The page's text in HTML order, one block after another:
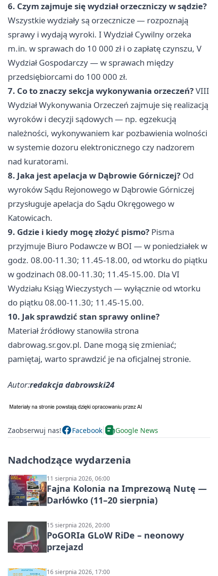
6. Czym zajmuje się wydział orzeczniczy w sądzie?
Wszystkie wydziały są orzecznicze — rozpoznają
sprawy i wydają wyroki. I Wydział Cywilny orzeka
m.in. w sprawach do 10 000 zł i o zapłatę czynszu, V
Wydział Gospodarczy — w sprawach między
przedsiębiorcami do 100 000 zł.
7. Co to znaczy sekcja wykonywania orzeczeń?VIII
Wydział Wykonywania Orzeczeń zajmuje się realizacją
wyroków i decyzji sądowych — np. egzekucją
należności, wykonywaniem kar pozbawienia wolności
w systemie dozoru elektronicznego czy nadzorem
nad kuratorami.
8. Jaka jest apelacja w Dąbrowie Górniczej? Od
wyroków Sądu Rejonowego w Dąbrowie Górniczej
przysługuje apelacja do Sądu Okręgowego w
Katowicach.
9. Gdzie i kiedy mogę złożyć pismo? Pisma
przyjmuje Biuro Podawcze w BOI — w poniedziałek w
godz. 08.00-11.30; 11.45-18.00, od wtorku do piątku
w godzinach 08.00-11.30; 11.45-15.00. Dla VI
Wydziału Ksiąg Wieczystych — wyłącznie od wtorku
do piątku 08.00-11.30; 11.45-15.00.
10. Jak sprawdzić stan sprawy online?
Materiał źródłowy stanowiła strona
dabrowag.sr.gov.pl. Dane mogą się zmieniać;
pamiętaj, warto sprawdzić je na oficjalnej stronie.
Autor:redakcja dabrowski24
Zaobserwuj nas! Facebook Google News
Nadchodzące wydarzenia
11 sierpnia 2026, 06:00
Fajna Kolonia na Imprezową Nutę —
Darłówko (11–20 sierpnia)
15 sierpnia 2026, 20:00
PoGORIa GLoW RiDe – neonowy
przejazd
16 sierpnia 2026, 17:00